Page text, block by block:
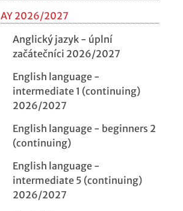
AY 2026/2027
Anglický jazyk - úplní
začátečníci 2026/2027
English language -
intermediate 1 (continuing)
2026/2027
English language - beginners 2
(continuing)
English language -
intermediate 5 (continuing)
2026/2027